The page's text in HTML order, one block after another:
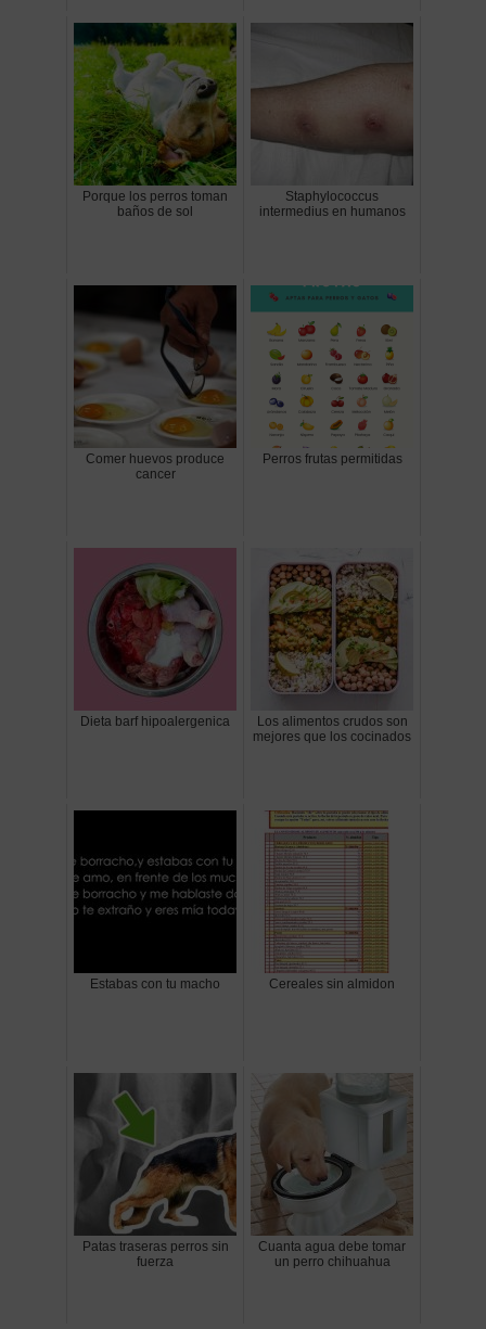
Porque los perros toman
baños de sol
Staphylococcus
intermedius en humanos
Comer huevos produce
cancer
Perros frutas permitidas
Dieta barf hipoalergenica
Los alimentos crudos son
mejores que los cocinados
Estabas con tu macho Cereales sin almidon
Patas traseras perros sin
fuerza
Cuanta agua debe tomar
un perro chihuahua